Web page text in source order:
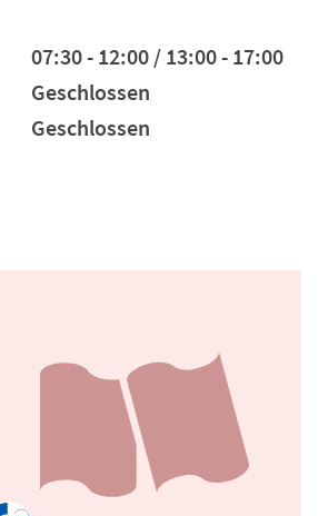
07:30 - 12:00 / 13:00 - 17:00
Geschlossen
Geschlossen